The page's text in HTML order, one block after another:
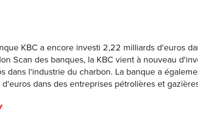
KBC a encore investi 2,22 milliards d'euros
Scan des banques, la KBC vient à nouveau
dans l'industrie du charbon. La banque a
d'euros dans des entreprises pétrolières et